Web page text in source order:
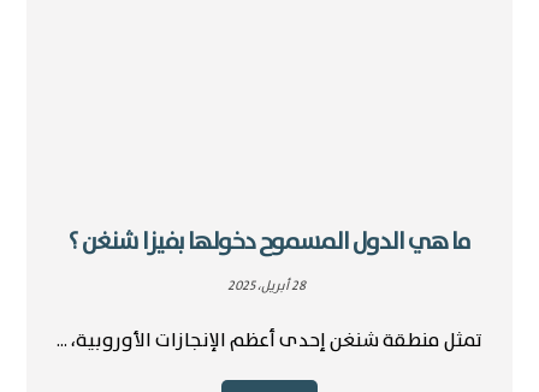
ما هي الدول المسموح دخولها بفيزا شنغن ؟
28 أبريل، 2025
تمثل منطقة شنغن إحدى أعظم الإنجازات الأوروبية، ...